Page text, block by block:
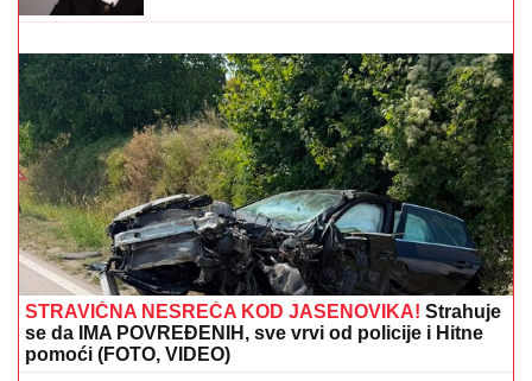
PRIČALO SE DA SE RAZVODEOvako se Đanijev sin
i snaja ponašaju kad ih niko ne gleda, Minja objavila
fotografiju sa suprugom, jedan detalj jasno otkriva u
kakvom su braku
"NE UMIRE SE ZA LJUDIMA KOJI SU
PUCALI U TEBE"
Brutalno
oglašavanje Jovane Jeremić 5 dana